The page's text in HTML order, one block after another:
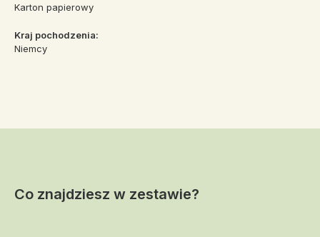
Karton papierowy
Kraj pochodzenia:
Niemcy
Co znajdziesz w zestawie?